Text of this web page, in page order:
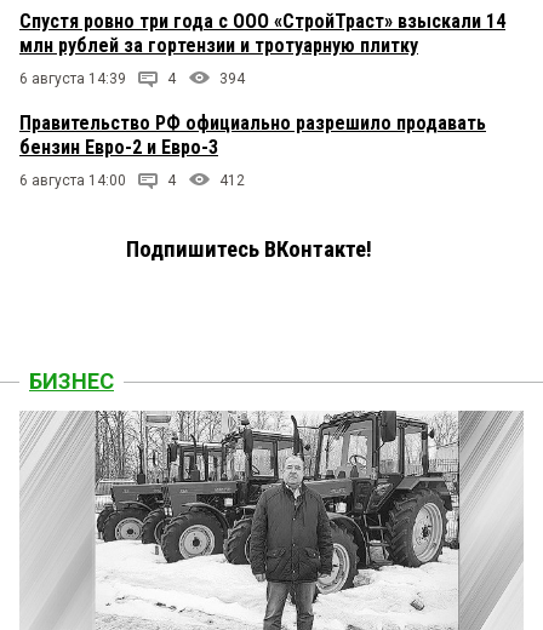
Спустя ровно три года с ООО «СтройТраст» взыскали 14
млн рублей за гортензии и тротуарную плитку
6 августа 14:39 4 394
Правительство РФ официально разрешило продавать
бензин Евро-2 и Евро-3
6 августа 14:00 4 412
Подпишитесь ВКонтакте!
БИЗНЕС